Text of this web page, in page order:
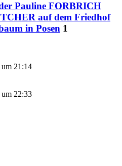
Pauline FORBRICH
auf dem Friedhof
in Posen 1
21:14
22:33